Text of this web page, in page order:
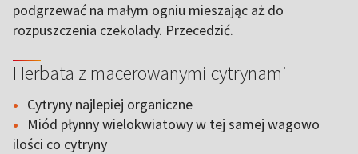
podgrzewać na małym ogniu mieszając aż do
rozpuszczenia czekolady. Przecedzić.
Herbata z macerowanymi cytrynami
Cytryny najlepiej organiczne
Miód płynny wielokwiatowy w tej samej wagowo
ilości co cytryny